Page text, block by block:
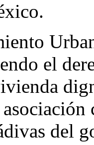
el
del